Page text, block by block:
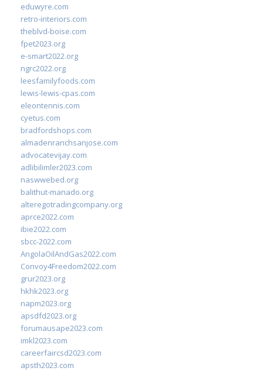
eduwyre.com
retro-interiors.com
theblvd-boise.com
fpet2023.org
e-smart2022.org
ngrc2022.org
leesfamilyfoods.com
lewis-lewis-cpas.com
eleontennis.com
cyetus.com
bradfordshops.com
almadenranchsanjose.com
advocatevijay.com
adlibilimler2023.com
naswwebed.org
balithut-manado.org
alteregotradingcompany.org
aprce2022.com
ibie2022.com
sbcc-2022.com
AngolaOilAndGas2022.com
Convoy4Freedom2022.com
grur2023.org
hkhk2023.org
napm2023.org
apsdfd2023.org
forumausape2023.com
imkl2023.com
careerfaircsd2023.com
apsth2023.com